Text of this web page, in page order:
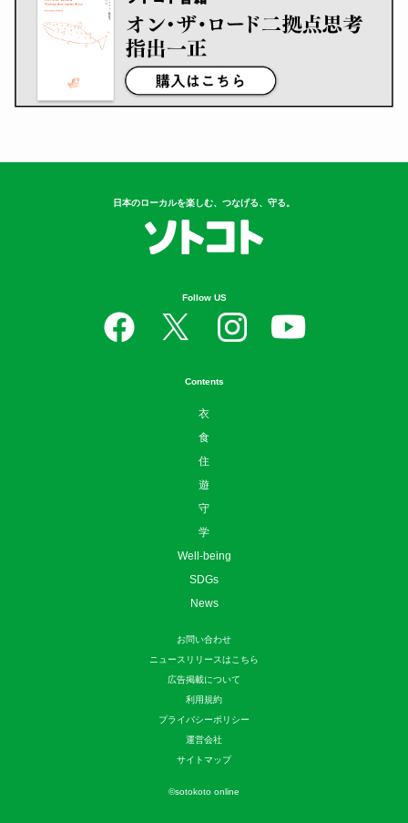
日本のローカルを楽しむ、つなげる、守る。
Follow US
Contents
衣
食
住
遊
守
学
Well-being
SDGs
News
お問い合わせ
ニュースリリースはこちら
広告掲載について
利用規約
プライバシーポリシー
運営会社
サイトマップ
©sotokoto online